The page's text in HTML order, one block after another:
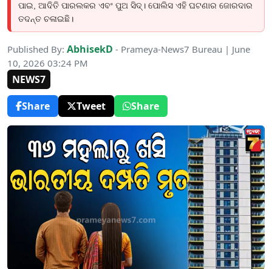
ପାଇ, ଆଦିତି ପାରଲକର ଏବଂ ପୁଅ ସିଦ୍। ପୋଲିସ ଏହି ଘଟଣାର ଜୋରଦାର
ତଦନ୍ତ ଚଳାଇଛି।
Published By: AbhisekD - Prameya-News7 Bureau | June
10, 2026 03:24 PM
NEWS7
Share
Tweet Share